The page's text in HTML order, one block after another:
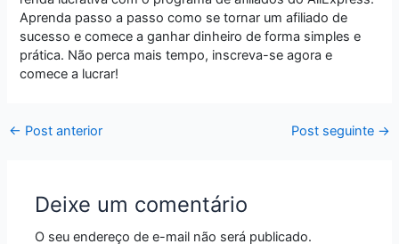
Aprenda passo a passo como se tornar um afiliado de
sucesso e comece a ganhar dinheiro de forma simples e
prática. Não perca mais tempo, inscreva-se agora e
comece a lucrar!
← Post anterior Post seguinte →
Deixe um comentário
O seu endereço de e-mail não será publicado.